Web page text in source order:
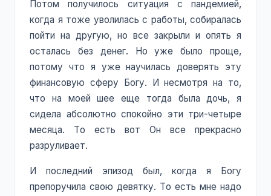
Потом получилось ситуация с пандемией,
когда я тоже уволилась с работы, собиралась
пойти на другую, но все закрыли и опять я
осталась без денег. Но уже было проще,
потому что я уже научилась доверять эту
финансовую сферу Богу. И несмотря на то,
что на моей шее еще тогда была дочь, я
сидела абсолютно спокойно эти три-четыре
месяца. То есть вот Он все прекрасно
разруливает.
И последний эпизод был, когда я Богу
препоручила свою девятку. То есть мне надо